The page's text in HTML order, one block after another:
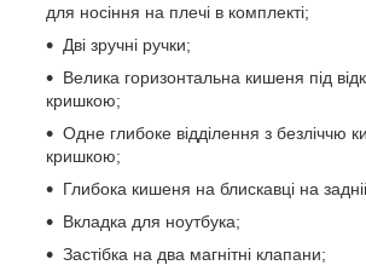
для носіння на плечі в комплекті;
Дві зручні ручки;
Велика горизонтальна кишеня під
кришкою;
Одне глибоке відділення з безліччю
кришкою;
Глибока кишеня на блискавці на
Вкладка для ноутбука;
Застібка на два магнітні клапани;